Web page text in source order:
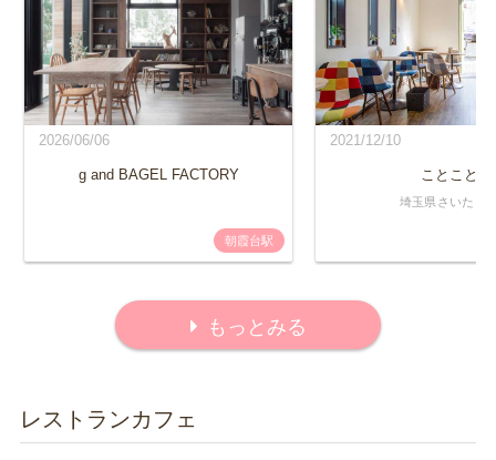
2026/06/06
g and BAGEL FACTORY
朝霞台駅
2021/12/10
ことこと
埼玉県さいたま
もっとみる
レストランカフェ